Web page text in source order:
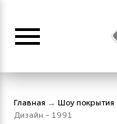
Главная → Шоу покрытия
Дизайн - 1991